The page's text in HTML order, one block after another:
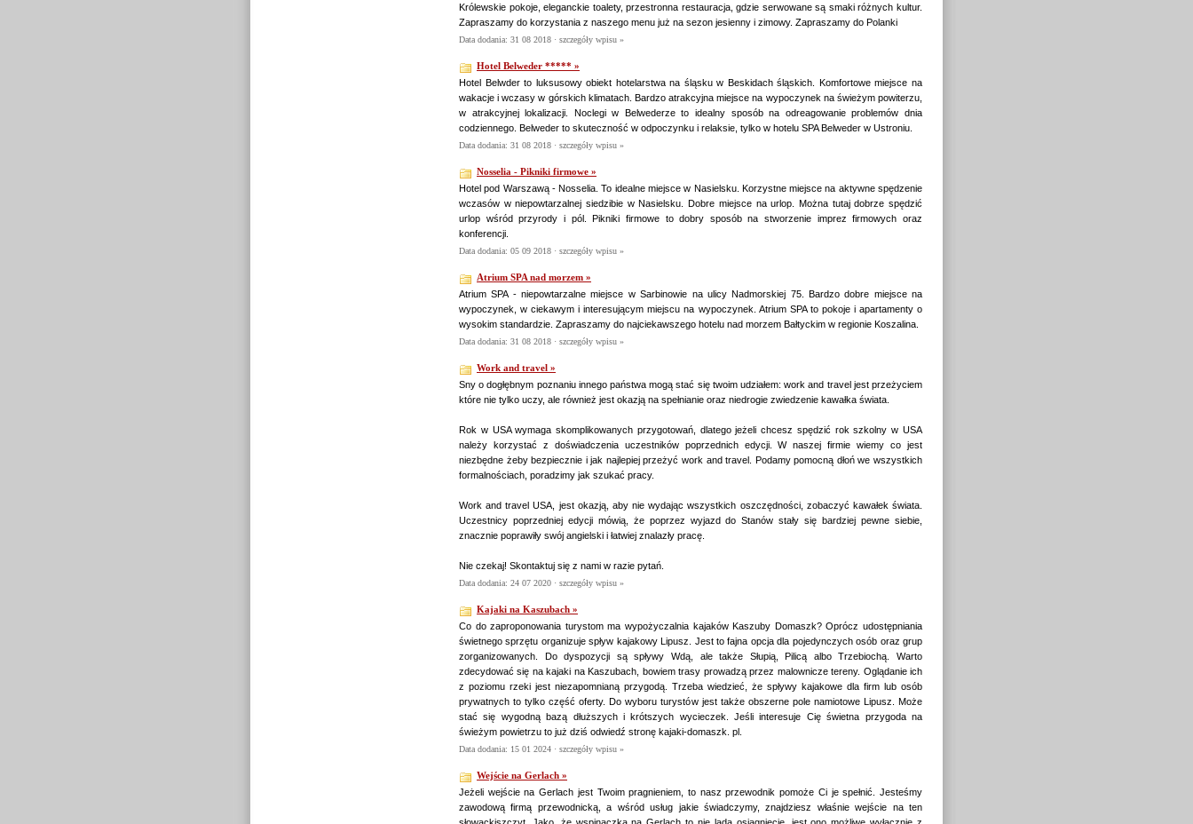
Królewskie pokoje, eleganckie toalety, przestronna restauracja, gdzie serwowane są smaki różnych kultur.
Zapraszamy do korzystania z naszego menu już na sezon jesienny i zimowy. Zapraszamy do Polanki
Data dodania: 31 08 2018 · szczegóły wpisu »
Hotel Belweder ***** »
Hotel Belwder to luksusowy obiekt hotelarstwa na śląsku w Beskidach śląskich. Komfortowe miejsce na
wakacje i wczasy w górskich klimatach. Bardzo atrakcyjna miejsce na wypoczynek na świeżym powiterzu,
w atrakcyjnej lokalizacji. Noclegi w Belwederze to idealny sposób na odreagowanie problemów dnia
codziennego. Belweder to skuteczność w odpoczynku i relaksie, tylko w hotelu SPA Belweder w Ustroniu.
Data dodania: 31 08 2018 · szczegóły wpisu »
Nosselia - Pikniki firmowe »
Hotel pod Warszawą - Nosselia. To idealne miejsce w Nasielsku. Korzystne miejsce na aktywne spędzenie
wczasów w niepowtarzalnej siedzibie w Nasielsku. Dobre miejsce na urlop. Można tutaj dobrze spędzić
urlop wśród przyrody i pól. Pikniki firmowe to dobry sposób na stworzenie imprez firmowych oraz
konferencji.
Data dodania: 05 09 2018 · szczegóły wpisu »
Atrium SPA nad morzem »
Atrium SPA - niepowtarzalne miejsce w Sarbinowie na ulicy Nadmorskiej 75. Bardzo dobre miejsce na
wypoczynek, w ciekawym i interesującym miejscu na wypoczynek. Atrium SPA to pokoje i apartamenty o
wysokim standardzie. Zapraszamy do najciekawszego hotelu nad morzem Bałtyckim w regionie Koszalina.
Data dodania: 31 08 2018 · szczegóły wpisu »
Work and travel »
Sny o dogłębnym poznaniu innego państwa mogą stać się twoim udziałem: work and travel jest przeżyciem
które nie tylko uczy, ale również jest okazją na spełnianie oraz niedrogie zwiedzenie kawałka świata.
Rok w USA wymaga skomplikowanych przygotowań, dlatego jeżeli chcesz spędzić rok szkolny w USA
należy korzystać z doświadczenia uczestników poprzednich edycji. W naszej firmie wiemy co jest
niezbędne żeby bezpiecznie i jak najlepiej przeżyć work and travel. Podamy pomocną dłoń we wszystkich
formalnościach, poradzimy jak szukać pracy.
Work and travel USA, jest okazją, aby nie wydając wszystkich oszczędności, zobaczyć kawałek świata.
Uczestnicy poprzedniej edycji mówią, że poprzez wyjazd do Stanów stały się bardziej pewne siebie,
znacznie poprawiły swój angielski i łatwiej znalazły pracę.
Nie czekaj! Skontaktuj się z nami w razie pytań.
Data dodania: 24 07 2020 · szczegóły wpisu »
Kajaki na Kaszubach »
Co do zaproponowania turystom ma wypożyczalnia kajaków Kaszuby Domaszk? Oprócz udostępniania
świetnego sprzętu organizuje spływ kajakowy Lipusz. Jest to fajna opcja dla pojedynczych osób oraz grup
zorganizowanych. Do dyspozycji są spływy Wdą, ale także Słupią, Pilicą albo Trzebiochą. Warto
zdecydować się na kajaki na Kaszubach, bowiem trasy prowadzą przez malownicze tereny. Oglądanie ich
z poziomu rzeki jest niezapomnianą przygodą. Trzeba wiedzieć, że spływy kajakowe dla firm lub osób
prywatnych to tylko część oferty. Do wyboru turystów jest także obszerne pole namiotowe Lipusz. Może
stać się wygodną bazą dłuższych i krótszych wycieczek. Jeśli interesuje Cię świetna przygoda na
świeżym powietrzu to już dziś odwiedź stronę kajaki-domaszk. pl.
Data dodania: 15 01 2024 · szczegóły wpisu »
Wejście na Gerlach »
Jeżeli wejście na Gerlach jest Twoim pragnieniem, to nasz przewodnik pomoże Ci je spełnić. Jesteśmy
zawodową firmą przewodnicką, a wśród usług jakie świadczymy, znajdziesz właśnie wejście na ten